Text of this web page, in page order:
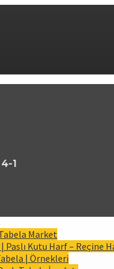
1
Market
Paslı Kutu Harf – Reçine
| Örnekleri